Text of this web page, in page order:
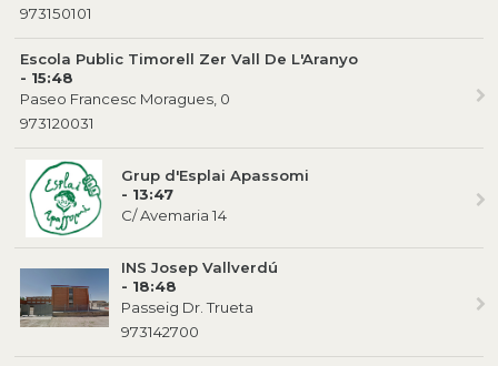
973150101
Escola Public Timorell Zer Vall De L'Aranyo
- 15:48
Paseo Francesc Moragues, 0
973120031
Grup d'Esplai Apassomi
- 13:47
C/ Avemaria 14
INS Josep Vallverdú
- 18:48
Passeig Dr. Trueta
973142700